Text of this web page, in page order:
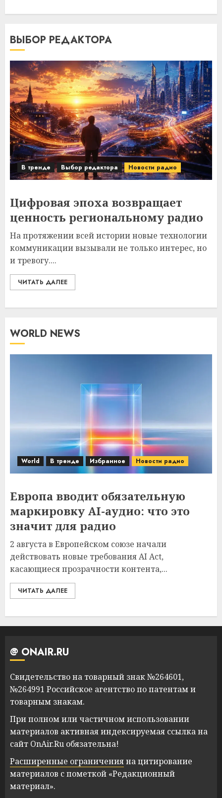
ВЫБОР РЕДАКТОРА
В тренде Выбор редактора Новости радио
Цифровая эпоха возвращает
ценность региональному радио
На протяжении всей истории новые технологии
коммуникации вызывали не только интерес, но
и тревогу....
ЧИТАТЬ ДАЛЕЕ
WORLD NEWS
World В тренде Избранное Новости радио
Европа вводит обязательную
маркировку AI-аудио: что это
значит для радио
2 августа в Европейском союзе начали
действовать новые требования AI Act,
касающиеся прозрачности контента,...
ЧИТАТЬ ДАЛЕЕ
@ ONAIR.RU
Свидетельство на товарный знак №264601,
№264991 Российское агентство по патентам и
товарным знакам.
При полном или частичном использовании
материалов активная индексируемая ссылка на
сайт OnAir.Ru обязательна!
Расширенные ограниченияна цитирование
материалов с пометкой «Редакционный
материал».